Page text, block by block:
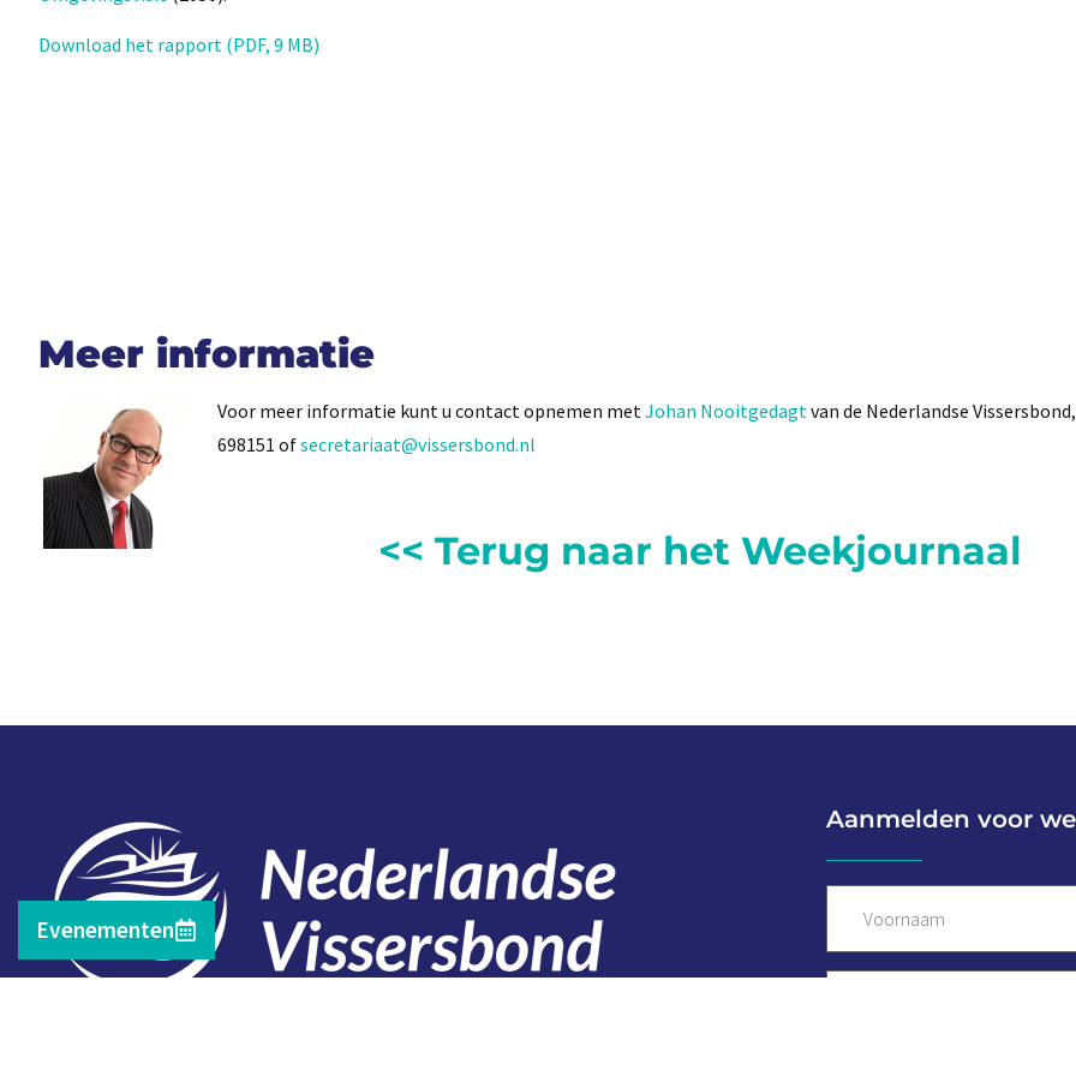
Download het rapport (PDF, 9 MB)
Meer informatie
Voor meer informatie kunt u contact opnemen metJohan Nooitgedagtvan de Nederlandse
698151 ofsecretariaat@vissersbond.nl
<< Terug naar het Weekjournaal
Evenementen
Aanmelden voor